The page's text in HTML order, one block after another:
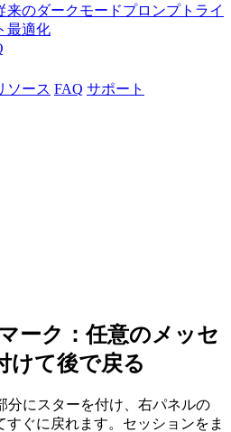
来のダークモードプロンプトライ
最適化
ソース FAQ サポート
ーク：任意のメッセ
けて後で戻る
分にスターを付け、右パネルの
ぐに戻れます。セッションをま